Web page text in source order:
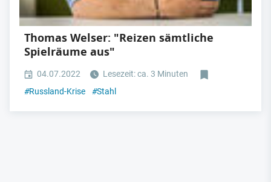
Thomas Welser: "Reizen sämtliche
Spielräume aus"
04.07.2022
Lesezeit: ca. 3 Minuten
#Russland-Krise #Stahl